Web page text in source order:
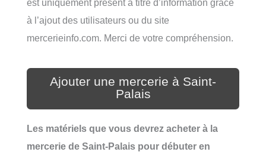
est uniquement présent à titre d’information grâce
à l’ajout des utilisateurs ou du site
mercerieinfo.com. Merci de votre compréhension.
Ajouter une mercerie à Saint-
Palais
Les matériels que vous devrez acheter à la
mercerie de Saint-Palais pour débuter en